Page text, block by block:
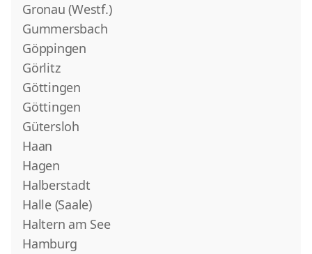
Gronau (Westf.)
Gummersbach
Göppingen
Görlitz
Göttingen
Göttingen
Gütersloh
Haan
Hagen
Halberstadt
Halle (Saale)
Haltern am See
Hamburg